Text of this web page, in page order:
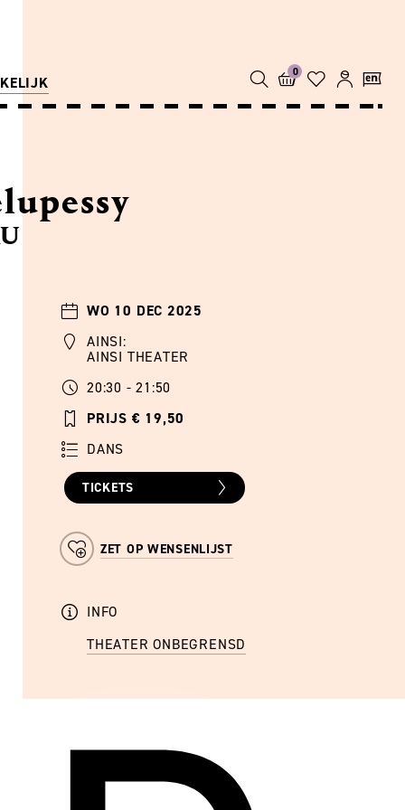
0
WO 10 DEC 2025
AINSI:
AINSI THEATER
20:30 - 21:50
PRIJS € 19,50
DANS
TICKETS
ZET OP WENSENLIJST
INFO
THEATER ONBEGRENSD